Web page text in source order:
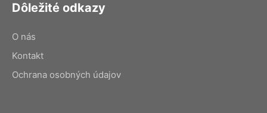
Dôležité odkazy
O nás
Kontakt
Ochrana osobných údajov